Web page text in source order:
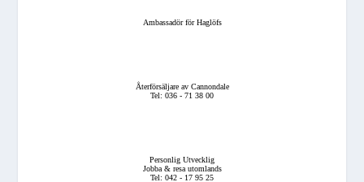
Ambassadör för Haglöfs
Återförsäljare av Cannondale
Tel: 036 - 71 38 00
Personlig Utvecklig
Jobba & resa utomlands
Tel: 042 - 17 95 25